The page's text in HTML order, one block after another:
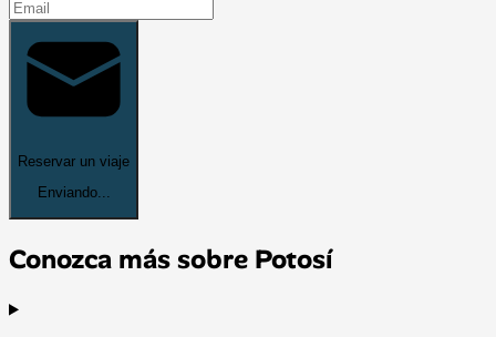
Reservar un viaje
Enviando...
Conozca más sobre Potosí